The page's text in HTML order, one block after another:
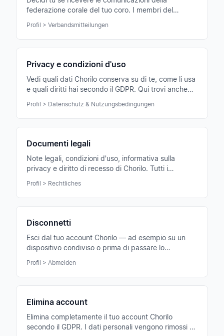
federazione corale del tuo coro. I membri del
Profil > Verbandsmitteilungen
Privacy e condizioni d'uso
Vedi quali dati Chorilo conserva su di te, come li usa
e quali diritti hai secondo il GDPR. Qui trovi anche
Profil > Datenschutz & Nutzungsbedingungen
Documenti legali
Note legali, condizioni d'uso, informativa sulla
privacy e diritto di recesso di Chorilo. Tutti i
Profil > Rechtliches
Disconnetti
Esci dal tuo account Chorilo — ad esempio su un
dispositivo condiviso o prima di passare lo
Profil > Abmelden
Elimina account
Elimina completamente il tuo account Chorilo
secondo il GDPR. I dati personali vengono rimossi —